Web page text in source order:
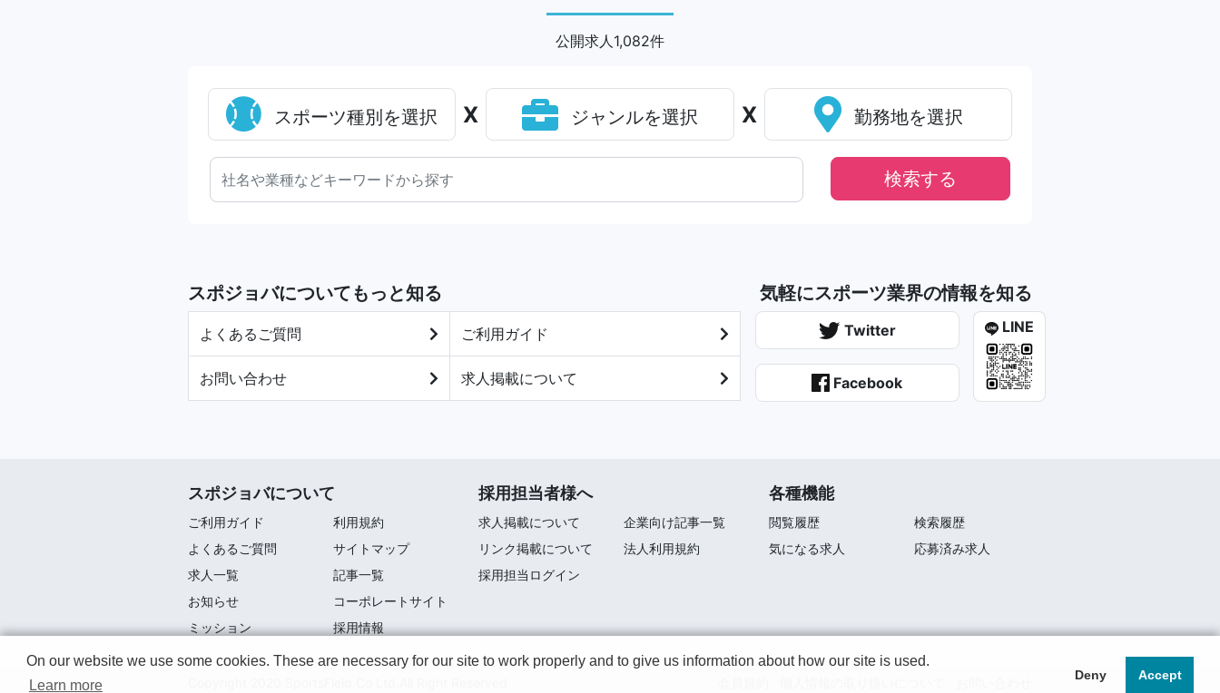
公開求人1,082件
スポーツ種別を選択 X ジャンルを選択 X 勤務地を選択
スポジョバについてもっと知る 気軽にスポーツ業界の情報を知る
よくあるご質問 ご利用ガイド
お問い合わせ 求人掲載について
Twitter
Facebook
LINE
スポジョバについて
ご利用ガイド
利用規約
よくあるご質問
サイトマップ
求人一覧
記事一覧
お知らせ
コーポレートサイト
ミッション
採用情報
採用担当者様へ
求人掲載について
企業向け記事一覧
リンク掲載について
法人利用規約
採用担当ログイン
各種機能
閲覧履歴
検索履歴
気になる求人
応募済み求人
On our website we use some cookies. These are necessary for our site to work properly and to give us information about how our site is used.
Learn more
Deny Accept